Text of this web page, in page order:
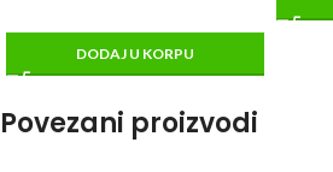
DODAJ U KORPU
Povezani proizvodi